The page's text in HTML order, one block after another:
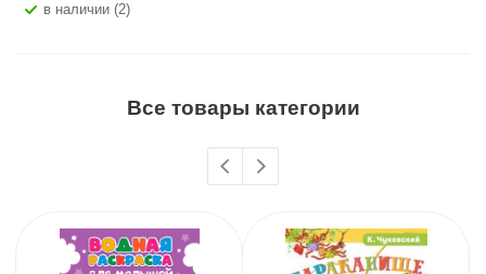
В наличии (2)
Все товары категории